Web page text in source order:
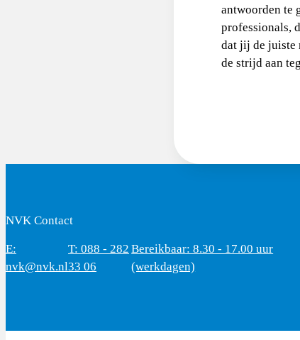
antwoorden te
professionals,
dat jij de juiste
de strijd aan
NVK Contact
E:
nvk@nvk.nl
T: 088 - 282
33 06
Bereikbaar: 8.30 - 17.00 uur
(werkdagen)